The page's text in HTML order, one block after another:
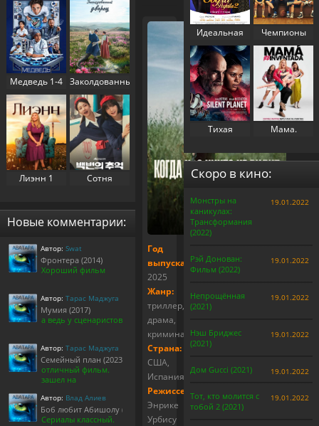
Год
выпуска:
2025
Жанр:
триллер,
драма,
криминал
Страна:
США,
Испания
Режиссер:
Энрике
Урбису
Медведь 1-4
сезон (2022-
2025)
Заколдованный
дворец 1
сезон (2025)
Лиэнн 1
Сотня
номера 100 1
Новые комментарии:
Автор: Swat
Фронтера (2014)
Хороший фильм
Автор: Тарас Маджуга
Мумия (2017)
а ведь у сценаристов
Автор: Тарас Маджуга
Семейный план (2023)
отличный фильм.
зашел на
Автор: Влад Алиев
Боб любит Абишолу (1-5 сезон)
Сериалы классный.
Идеальная
свекровь 2
(2025)
Чемпионы
(2023)
Тихая
(2024)
Мама.
(2025)
Скоро в кино:
Монстры на
каникулах:
Трансформания
(2022)
19.01.2022
Рэй Донован:
Фильм (2022)
19.01.2022
Непрощённая
(2021)
19.01.2022
Нэш Бриджес
(2021)
19.01.2022
Дом Gucci (2021) 19.01.2022
Тот, кто молится с
тобой 2 (2021)
19.01.2022